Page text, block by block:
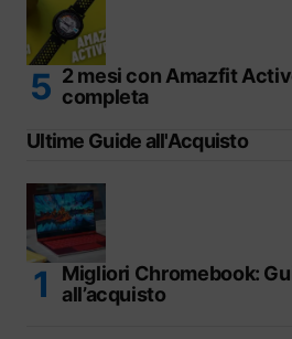
2 mesi con Amazfit
completa
Ultime Guide all'Acquisto
Migliori Chromebook:
all’acquisto